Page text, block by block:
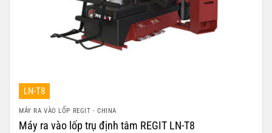
LN-T8
MÁY RA VÀO LỐP REGIT - CHINA
Máy ra vào lốp trụ định tâm REGIT LN-T8